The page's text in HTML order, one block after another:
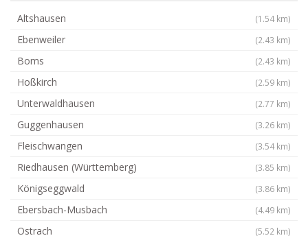
Altshausen (1.54 km)
Ebenweiler (2.43 km)
Boms (2.43 km)
Hoßkirch (2.59 km)
Unterwaldhausen (2.77 km)
Guggenhausen (3.26 km)
Fleischwangen (3.54 km)
Riedhausen (Württemberg) (3.85 km)
Königseggwald (3.86 km)
Ebersbach-Musbach (4.49 km)
Ostrach (5.52 km)